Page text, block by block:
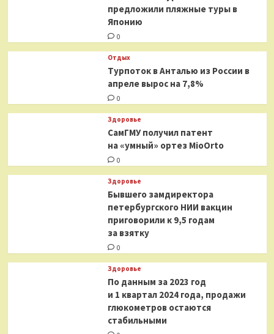
предложили пляжные туры в
Японию
0
Отдых
Турпоток в Анталью из России в
апреле вырос на 7,8%
0
Здоровье
СамГМУ получил патент
на «умный» ортез MioOrto
0
Здоровье
Бывшего замдиректора
петербургского НИИ вакцин
приговорили к 9,5 годам
за взятку
0
Здоровье
По данным за 2023 год
и 1 квартал 2024 года, продажи
глюкометров остаются
стабильными